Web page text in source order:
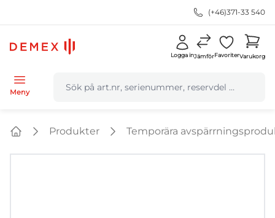
(+46)371-33 540
Logga inJämförFavoriterVarukorg
Meny
Produkter Temporära